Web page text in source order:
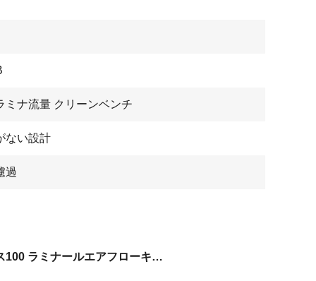
ミナ流量 クリーンベンチ
ない設計
過
クラス100 ラミナールエアフローキャビネット